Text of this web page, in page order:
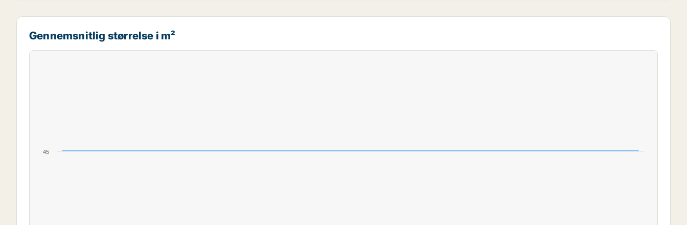
Gennemsnitlig størrelse i m²
45